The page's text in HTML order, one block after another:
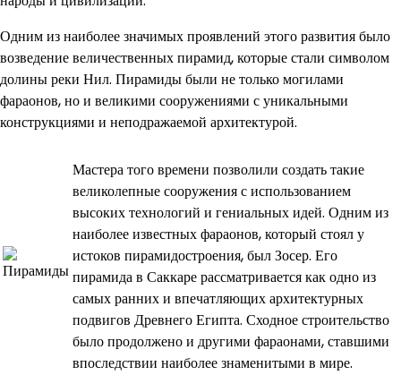
Одним из наиболее значимых проявлений этого развития было
возведение величественных пирамид, которые стали символом
долины реки Нил. Пирамиды были не только могилами
фараонов, но и великими сооружениями с уникальными
конструкциями и неподражаемой архитектурой.
Мастера того времени позволили создать такие
великолепные сооружения с использованием
высоких технологий и гениальных идей. Одним из
наиболее известных фараонов, который стоял у
истоков пирамидостроения, был Зосер. Его
пирамида в Саккаре рассматривается как одно из
самых ранних и впечатляющих архитектурных
подвигов Древнего Египта. Сходное строительство
было продолжено и другими фараонами, ставшими
впоследствии наиболее знаменитыми в мире.